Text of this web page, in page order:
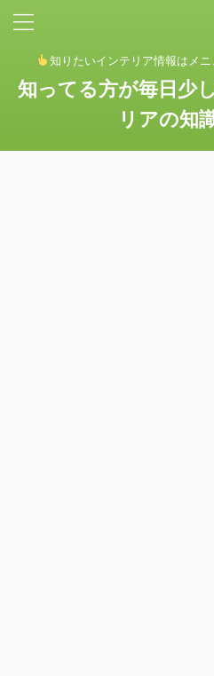
知りたいインテリア情報はメ
知ってる方が毎日少
リアの知